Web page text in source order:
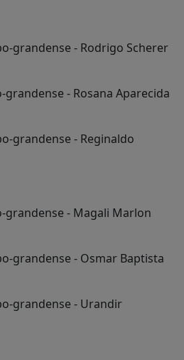
grandense - Rodrigo Scherer
- Rosana Aparecida
grandense - Reginaldo
grandense - Magali Marlon
grandense - Osmar Baptista
grandense - Urandir